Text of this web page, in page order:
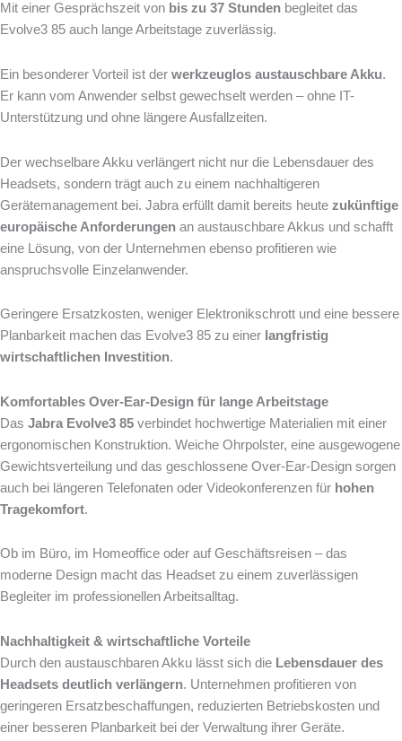
Mit einer Gesprächszeit von bis zu 37 Stunden begleitet das
Evolve3 85 auch lange Arbeitstage zuverlässig.
Ein besonderer Vorteil ist der werkzeuglos austauschbare Akku.
Er kann vom Anwender selbst gewechselt werden – ohne IT-
Unterstützung und ohne längere Ausfallzeiten.
Der wechselbare Akku verlängert nicht nur die Lebensdauer des
Headsets, sondern trägt auch zu einem nachhaltigeren
Gerätemanagement bei. Jabra erfüllt damit bereits heute zukünftige
europäische Anforderungen an austauschbare Akkus und schafft
eine Lösung, von der Unternehmen ebenso profitieren wie
anspruchsvolle Einzelanwender.
Geringere Ersatzkosten, weniger Elektronikschrott und eine bessere
Planbarkeit machen das Evolve3 85 zu einer langfristig
wirtschaftlichen Investition.
Komfortables Over-Ear-Design für lange Arbeitstage
Das Jabra Evolve3 85 verbindet hochwertige Materialien mit einer
ergonomischen Konstruktion. Weiche Ohrpolster, eine ausgewogene
Gewichtsverteilung und das geschlossene Over-Ear-Design sorgen
auch bei längeren Telefonaten oder Videokonferenzen für hohen
Tragekomfort.
Ob im Büro, im Homeoffice oder auf Geschäftsreisen – das
moderne Design macht das Headset zu einem zuverlässigen
Begleiter im professionellen Arbeitsalltag.
Nachhaltigkeit & wirtschaftliche Vorteile
Durch den austauschbaren Akku lässt sich die Lebensdauer des
Headsets deutlich verlängern. Unternehmen profitieren von
geringeren Ersatzbeschaffungen, reduzierten Betriebskosten und
einer besseren Planbarkeit bei der Verwaltung ihrer Geräte.